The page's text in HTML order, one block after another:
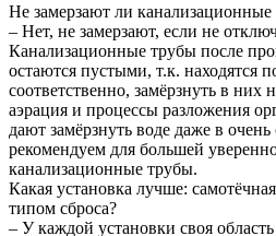
Не замерзают ли
– Нет, не замерзают, если не
Канализационные трубы после
остаются пустыми, т.к. находятся
соответственно, замёрзнуть в них
аэрация и процессы разложения
дают замёрзнуть воде даже в
рекомендуем для большей
канализационные трубы.
Какая установка лучше:
типом сброса?
– У каждой установки своя